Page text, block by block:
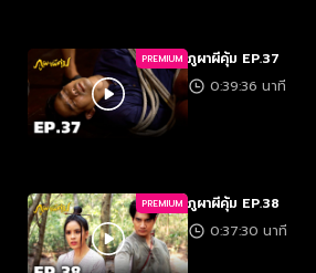
PREMIUM ภูผาผีคุ้ม EP.37
0:39:36 นาที
PREMIUM ภูผาผีคุ้ม EP.38
0:37:30 นาที